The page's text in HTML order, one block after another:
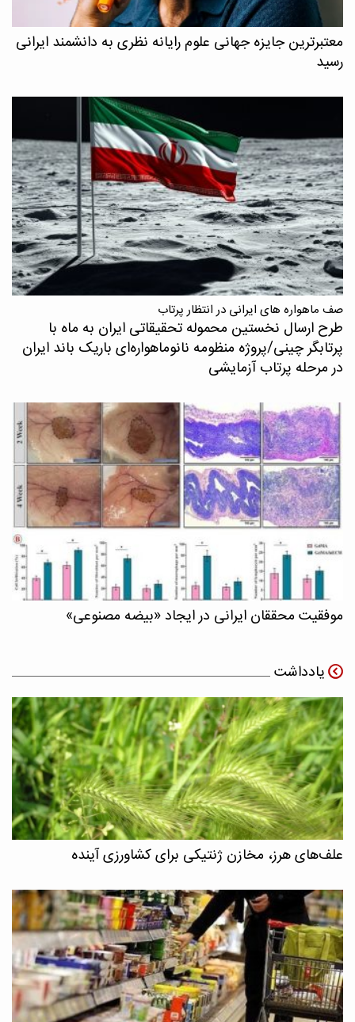
معتبرترین جایزه جهانی علوم رایانه نظری به دانشمند ایرانی
رسید
صف ماهواره های ایرانی در انتظار پرتاب
طرح ارسال نخستین محموله تحقیقاتی ایران به ماه با
پرتابگر چینی/پروژه منظومه نانوماهواره‌ای باریک باند ایران
در مرحله پرتاب آزمایشی
موفقیت محققان ایرانی در ایجاد «بیضه مصنوعی»
یادداشت
علف‌های هرز، مخازن ژنتیکی برای کشاورزی آینده